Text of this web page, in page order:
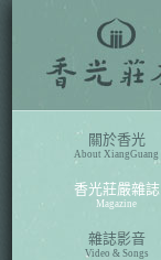
關於香光
About XiangGuang
香光莊嚴雜誌
Magazine
雜誌影音
Video & Songs